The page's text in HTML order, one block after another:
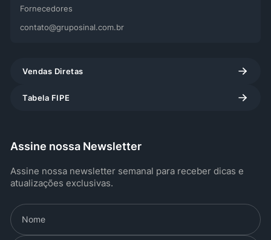
Fornecedores
contato@gruposinal.com.br
Vendas Diretas
Tabela FIPE
Assine nossa Newsletter
Assine nossa newsletter semanal para receber dicas e
atualizações exclusivas.